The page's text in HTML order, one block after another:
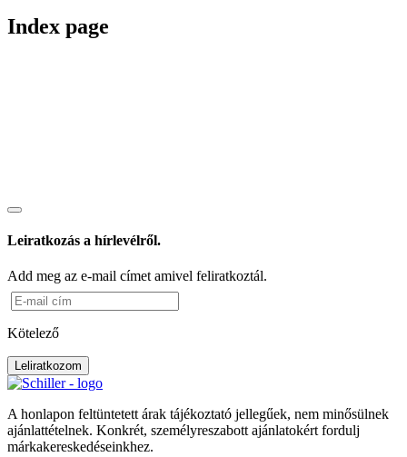
Index page
Leiratkozás a hírlevélről.
Add meg az e-mail címet amivel feliratkoztál.
Kötelező
Leliratkozom
A honlapon feltüntetett árak tájékoztató jellegűek, nem minősülnek
ajánlattételnek. Konkrét, személyreszabott ajánlatokért fordulj
márkakereskedéseinkhez.